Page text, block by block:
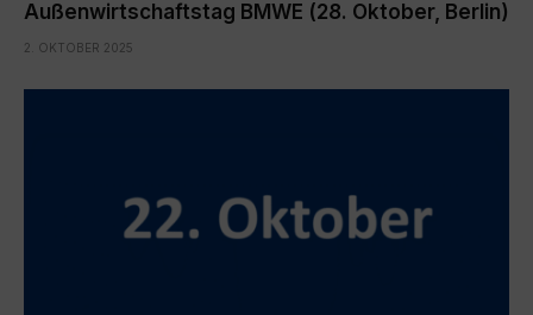
Außenwirtschaftstag BMWE (28. Oktober, Berlin)
2. OKTOBER 2025